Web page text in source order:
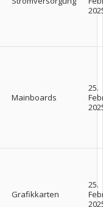
Mainboards
25.
Grafikkarten
25.